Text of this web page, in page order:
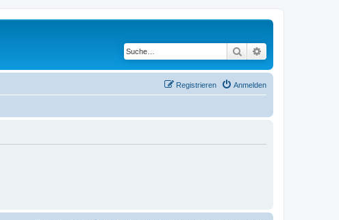
Suche
Anmelden
Registrieren